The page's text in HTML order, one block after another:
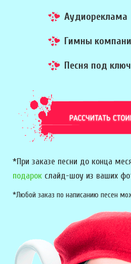
Аудиореклама
Гимны
Песня под ключ
*При заказе песни до конца
подарок слайд-шоу из ваших
*Любой заказ по написанию песен